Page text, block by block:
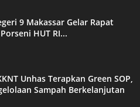
9 Makassar Gelar Rapat
HUT RI...
Unhas Terapkan Green SOP,
Sampah Berkelanjutan